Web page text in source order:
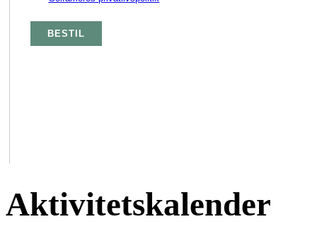
Aktivitetskalender